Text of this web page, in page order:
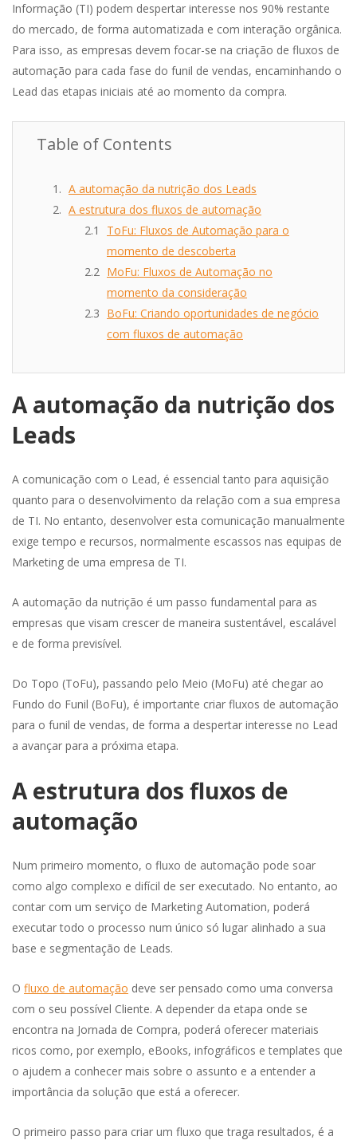
Informação (TI) podem despertar interesse nos 90% restante
do mercado, de forma automatizada e com interação orgânica.
Para isso, as empresas devem focar-se na criação de fluxos de
automação para cada fase do funil de vendas, encaminhando o
Lead das etapas iniciais até ao momento da compra.
Table of Contents
A automação da nutrição dos Leads
A estrutura dos fluxos de automação
ToFu: Fluxos de Automação para o
momento de descoberta
MoFu: Fluxos de Automação no
momento da consideração
BoFu: Criando oportunidades de negócio
com fluxos de automação
A automação da nutrição dos
Leads
A comunicação com o Lead, é essencial tanto para aquisição
quanto para o desenvolvimento da relação com a sua empresa
de TI. No entanto, desenvolver esta comunicação manualmente
exige tempo e recursos, normalmente escassos nas equipas de
Marketing de uma empresa de TI.
A automação da nutrição é um passo fundamental para as
empresas que visam crescer de maneira sustentável, escalável
e de forma previsível.
Do Topo (ToFu), passando pelo Meio (MoFu) até chegar ao
Fundo do Funil (BoFu), é importante criar fluxos de automação
para o funil de vendas, de forma a despertar interesse no Lead
a avançar para a próxima etapa.
A estrutura dos fluxos de
automação
Num primeiro momento, o fluxo de automação pode soar
como algo complexo e difícil de ser executado. No entanto, ao
contar com um serviço de Marketing Automation, poderá
executar todo o processo num único só lugar alinhado a sua
base e segmentação de Leads.
O fluxo de automação deve ser pensado como uma conversa
com o seu possível Cliente. A depender da etapa onde se
encontra na Jornada de Compra, poderá oferecer materiais
ricos como, por exemplo, eBooks, infográficos e templates que
o ajudem a conhecer mais sobre o assunto e a entender a
importância da solução que está a oferecer.
O primeiro passo para criar um fluxo que traga resultados, é a